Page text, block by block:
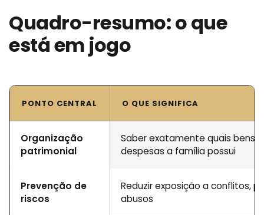
Quadro-resumo: o que
está em jogo
PONTO CENTRAL O QUE SIGNIFICA
Organização
patrimonial
Saber exatamente quais bens,
despesas a família possui
Prevenção de
riscos
Reduzir exposição a conflitos,
abusos